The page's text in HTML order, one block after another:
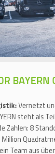
BAYERN
Vernetzt
steht als
Zahlen: 8
Team aus